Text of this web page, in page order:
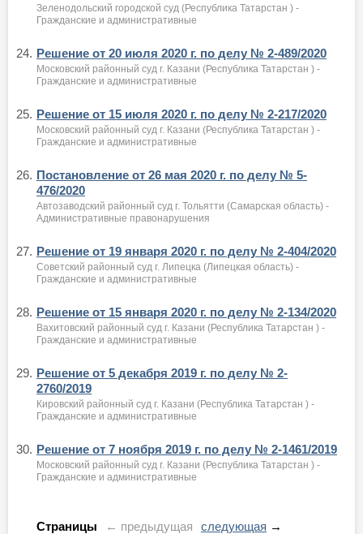
Зеленодольский городской суд (Республика Татарстан ) -
Гражданские и административные
24. Решение от 20 июля 2020 г. по делу № 2-489/2020
Московский районный суд г. Казани (Республика Татарстан ) -
Гражданские и административные
25. Решение от 15 июля 2020 г. по делу № 2-217/2020
Московский районный суд г. Казани (Республика Татарстан ) -
Гражданские и административные
26. Постановление от 26 мая 2020 г. по делу № 5-
476/2020
Автозаводский районный суд г. Тольятти (Самарская область) -
Административные правонарушения
27. Решение от 19 января 2020 г. по делу № 2-404/2020
Советский районный суд г. Липецка (Липецкая область) -
Гражданские и административные
28. Решение от 15 января 2020 г. по делу № 2-134/2020
Вахитовский районный суд г. Казани (Республика Татарстан ) -
Гражданские и административные
29. Решение от 5 декабря 2019 г. по делу № 2-
2760/2019
Кировский районный суд г. Казани (Республика Татарстан ) -
Гражданские и административные
30. Решение от 7 ноября 2019 г. по делу № 2-1461/2019
Московский районный суд г. Казани (Республика Татарстан ) -
Гражданские и административные
Страницы ← предыдущая следующая →